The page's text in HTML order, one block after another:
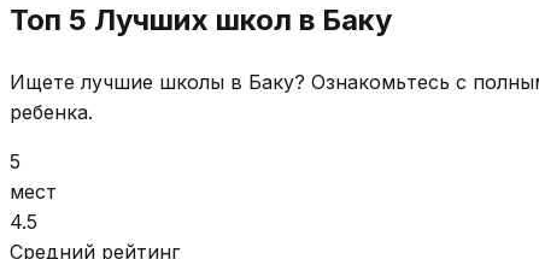
Топ 5 Лучших школ в Баку
Ищете лучшие школы в Баку? Ознакомьтесь с
ребенка.
5
мест
4.5
Средний рейтинг